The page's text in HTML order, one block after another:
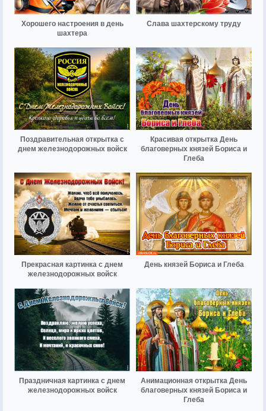
Хорошего настроения в день
шахтера
Слава шахтерскому труду
Поздравительная открытка с
днем железнодорожных войск
Красивая открытка День
благоверных князей Бориса и
Глеба
Прекрасная картинка с днем
железнодорожных войск
День князей Бориса и Глеба
Праздничная картинка с днем
железнодорожных войск
Анимационная открытка День
благоверных князей Бориса и
Глеба